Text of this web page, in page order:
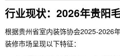
行业现状：2026年贵阳
根据贵州省室内装饰协会2025-2026
装修市场呈现以下特征：